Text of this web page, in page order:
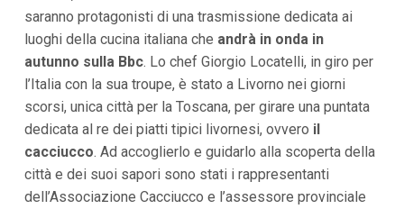
i
n
c
i
p
l
i
a
i
l
saranno protagonisti di una trasmissione dedicata ai
luoghi della cucina italiana che andrà in onda in
autunno sulla Bbc. Lo chef Giorgio Locatelli, in giro per
l’Italia con la sua troupe, è stato a Livorno nei giorni
scorsi, unica città per la Toscana, per girare una puntata
dedicata al re dei piatti tipici livornesi, ovvero il
cacciucco. Ad accoglierlo e guidarlo alla scoperta della
città e dei suoi sapori sono stati i rappresentanti
dell’Associazione Cacciucco e l’assessore provinciale